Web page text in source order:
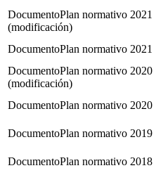
Plan normativo 2021
(modificación)
Plan normativo 2021
Plan normativo 2020
(modificación)
Plan normativo 2020
Plan normativo 2019
Plan normativo 2018